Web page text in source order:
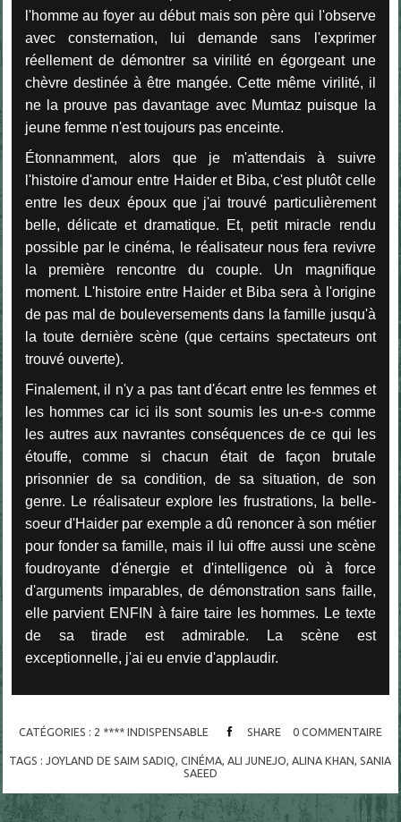
l'homme au foyer au début mais son père qui l'observe
avec consternation, lui demande sans l'exprimer
réellement de démontrer sa virilité en égorgeant une
chèvre destinée à être mangée. Cette même virilité, il
ne la prouve pas davantage avec Mumtaz puisque la
jeune femme n'est toujours pas enceinte.
Étonnamment, alors que je m'attendais à suivre
l'histoire d'amour entre Haider et Biba, c'est plutôt celle
entre les deux époux que j'ai trouvé particulièrement
belle, délicate et dramatique. Et, petit miracle rendu
possible par le cinéma, le réalisateur nous fera revivre
la première rencontre du couple. Un magnifique
moment. L'histoire entre Haider et Biba sera à l'origine
de pas mal de bouleversements dans la famille jusqu'à
la toute dernière scène (que certains spectateurs ont
trouvé ouverte).
Finalement, il n'y a pas tant d'écart entre les femmes et
les hommes car ici ils sont soumis les un-e-s comme
les autres aux navrantes conséquences de ce qui les
étouffe, comme si chacun était de façon brutale
prisonnier de sa condition, de sa situation, de son
genre. Le réalisateur explore les frustrations, la belle-
soeur d'Haider par exemple a dû renoncer à son métier
pour fonder sa famille, mais il lui offre aussi une scène
foudroyante d'énergie et d'intelligence où à force
d'arguments imparables, de démonstration sans faille,
elle parvient ENFIN à faire taire les hommes. Le texte
de sa tirade est admirable. La scène est
exceptionnelle, j'ai eu envie d'applaudir.
CATÉGORIES : 2 **** INDISPENSABLE SHARE 0 COMMENTAIRE
TAGS :JOYLAND DE SAIM SADIQ,CINÉMA,ALI JUNEJO,ALINA KHAN,SANIA
SAEED